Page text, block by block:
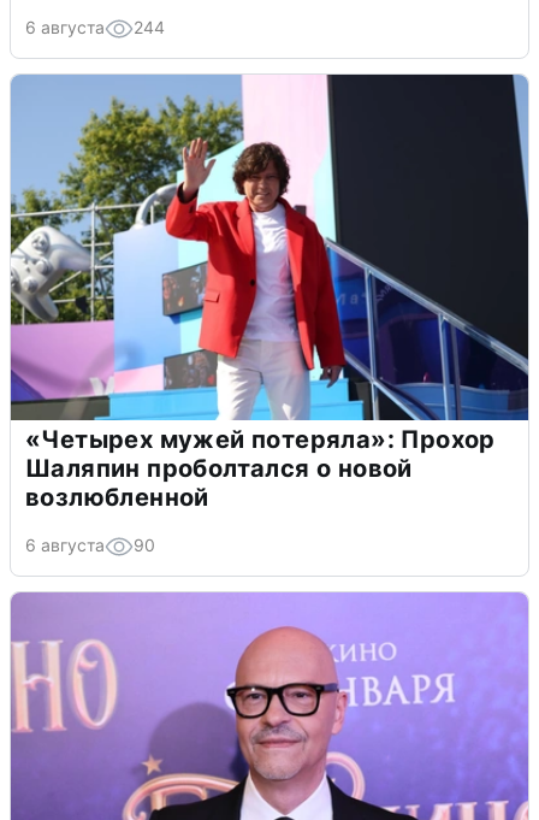
6 августа 244
«Четырех мужей потеряла»: Прохор
Шаляпин проболтался о новой
возлюбленной
6 августа 90